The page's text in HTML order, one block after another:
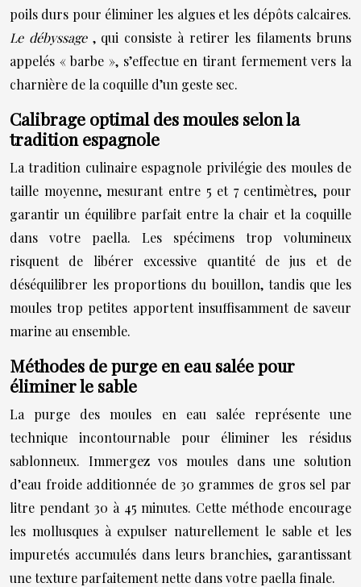
poils durs pour éliminer les algues et les dépôts calcaires.
Le débyssage , qui consiste à retirer les filaments bruns
appelés « barbe », s’effectue en tirant fermement vers la
charnière de la coquille d’un geste sec.
Calibrage optimal des moules selon la
tradition espagnole
La tradition culinaire espagnole privilégie des moules de
taille moyenne, mesurant entre 5 et 7 centimètres, pour
garantir un équilibre parfait entre la chair et la coquille
dans votre paella. Les spécimens trop volumineux
risquent de libérer excessive quantité de jus et de
déséquilibrer les proportions du bouillon, tandis que les
moules trop petites apportent insuffisamment de saveur
marine au ensemble.
Méthodes de purge en eau salée pour
éliminer le sable
La purge des moules en eau salée représente une
technique incontournable pour éliminer les résidus
sablonneux. Immergez vos moules dans une solution
d’eau froide additionnée de 30 grammes de gros sel par
litre pendant 30 à 45 minutes. Cette méthode encourage
les mollusques à expulser naturellement le sable et les
impuretés accumulés dans leurs branchies, garantissant
une texture parfaitement nette dans votre paella finale.